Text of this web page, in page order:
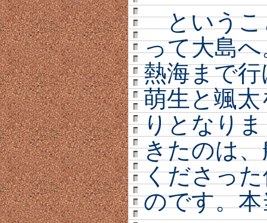
というこ
って大島
熱海まで
萌生と颯
りとなり
きたのは
くださっ
のです。